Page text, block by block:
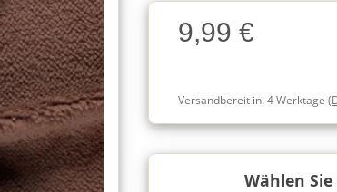
Charge
Charge9,99 €
Versandbereit in:4 Werktage
Wählen